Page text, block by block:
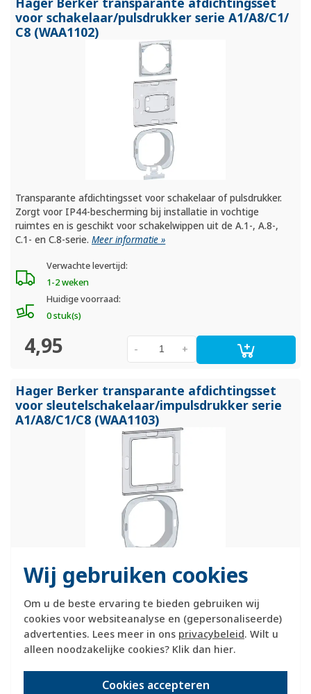
Wij gebruiken cookies
Om u de beste ervaring te bieden gebruiken wij
cookies voor websiteanalyse en (gepersonaliseerde)
advertenties. Lees meer in ons privacybeleid. Wilt u
alleen noodzakelijke cookies? Klik dan hier.
Cookies accepteren
voor schakelaar/pulsdrukker serie A1/A8/C1/
C8 (WAA1102)
Transparante afdichtingsset voor schakelaar of pulsdrukker.
Zorgt voor IP44-bescherming bij installatie in vochtige
ruimtes en is geschikt voor schakelwippen uit de A.1-, A.8-,
C.1- en C.8-serie.Meer informatie »
Verwachte levertijd:
1-2 weken
Huidige voorraad:
0 stuk(s)
4,95 +
-
Hager Berker transparante afdichtingsset
voor sleutelschakelaar/impulsdrukker serie
A1/A8/C1/C8 (WAA1103)
Transparante afdichtingsset voor
sleutelschakelaar/impulsdrukker, voor IP44-bescherming in
vochtige ruimtes. Uitgevoerd in thermoplast en geschikt voor
de A.1, A.8, C.1 en C.8-serie.
Meer informatie »
Verwachte levertijd:
1-2 weken
Huidige voorraad: